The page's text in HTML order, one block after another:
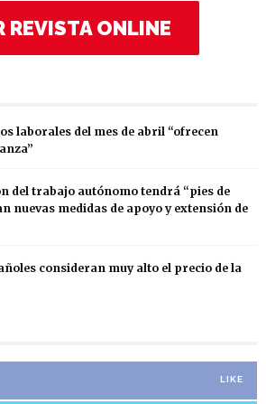
REVISTA ONLINE
laborales del mes de abril “ofrecen
del trabajo autónomo tendrá “pies de
nuevas medidas de apoyo y extensión de
consideran muy alto el precio de la
LIKE